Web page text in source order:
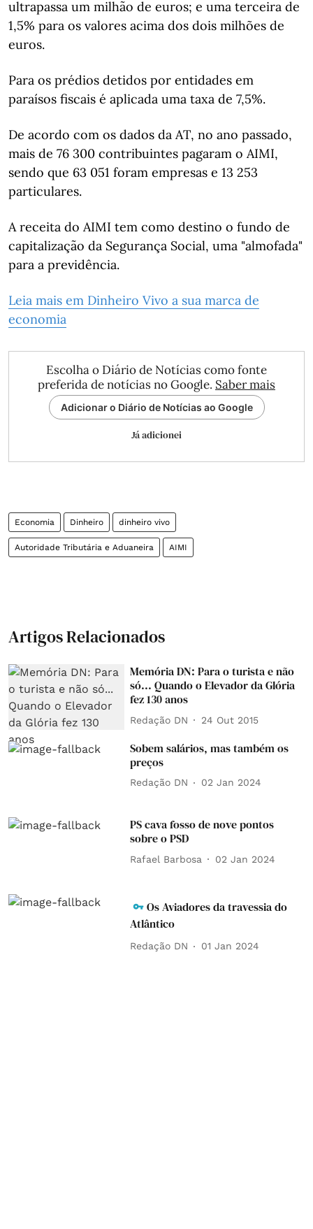
ultrapassa um milhão de euros; e uma terceira de
1,5% para os valores acima dos dois milhões de
euros.
Para os prédios detidos por entidades em
paraísos fiscais é aplicada uma taxa de 7,5%.
De acordo com os dados da AT, no ano passado,
mais de 76 300 contribuintes pagaram o AIMI,
sendo que 63 051 foram empresas e 13 253
particulares.
A receita do AIMI tem como destino o fundo de
capitalização da Segurança Social, uma "almofada"
para a previdência.
Leia mais em Dinheiro Vivo a sua marca de
economia
Escolha o Diário de Notícias como fonte
preferida de notícias no Google. Saber mais
Adicionar o Diário de Notícias ao Google
Já adicionei
Economia Dinheiro dinheiro vivo
Autoridade Tributária e Aduaneira AIMI
Artigos Relacionados
Memória DN: Para o turista e não
só... Quando o Elevador da Glória
fez 130 anos
Redação DN 24 Out 2015
Sobem salários, mas também os
preços
Redação DN 02 Jan 2024
PS cava fosso de nove pontos
sobre o PSD
Rafael Barbosa 02 Jan 2024
Os Aviadores da travessia do
Atlântico
Redação DN 01 Jan 2024